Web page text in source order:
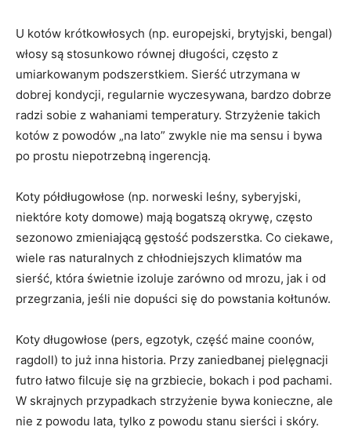
U kotów krótkowłosych (np. europejski, brytyjski, bengal)
włosy są stosunkowo równej długości, często z
umiarkowanym podszerstkiem. Sierść utrzymana w
dobrej kondycji, regularnie wyczesywana, bardzo dobrze
radzi sobie z wahaniami temperatury. Strzyżenie takich
kotów z powodów „na lato” zwykle nie ma sensu i bywa
po prostu niepotrzebną ingerencją.
Koty półdługowłose (np. norweski leśny, syberyjski,
niektóre koty domowe) mają bogatszą okrywę, często
sezonowo zmieniającą gęstość podszerstka. Co ciekawe,
wiele ras naturalnych z chłodniejszych klimatów ma
sierść, która świetnie izoluje zarówno od mrozu, jak i od
przegrzania, jeśli nie dopuści się do powstania kołtunów.
Koty długowłose (pers, egzotyk, część maine coonów,
ragdoll) to już inna historia. Przy zaniedbanej pielęgnacji
futro łatwo filcuje się na grzbiecie, bokach i pod pachami.
W skrajnych przypadkach strzyżenie bywa konieczne, ale
nie z powodu lata, tylko z powodu stanu sierści i skóry.